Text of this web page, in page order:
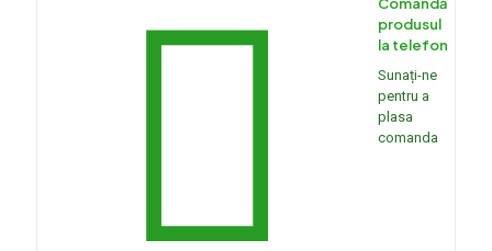
produsul
la telefon
Sunați-ne
pentru a
plasa
comanda